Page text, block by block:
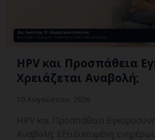
HPV και Προσπάθεια
Χρειάζεται Αναβολή;
HPV και Προσπάθεια
Αναβολή; Εξειδικευμένη